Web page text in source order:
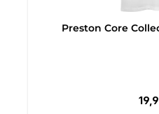
Preston Core